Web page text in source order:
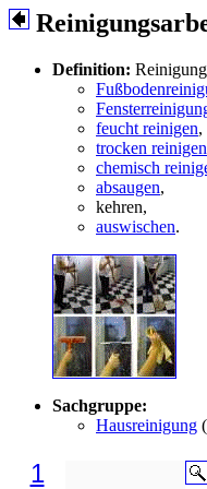
Definition:
feucht reinigen,
trocken reinigen
chemisch
absaugen,
kehren,
auswischen.
Sachgruppe:
Hausreinigung (
1